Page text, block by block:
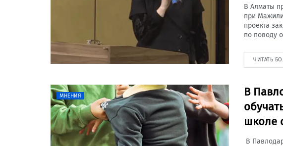
В Алматы
при
проекта
по поводу
ЧИТАТЬ
МНЕНИЯ
В
школе
В